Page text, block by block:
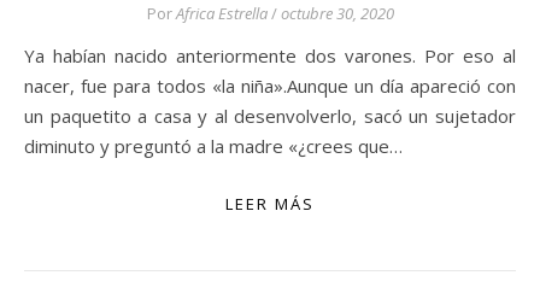
PorAfrica Estrella/octubre 30, 2020
Ya habían nacido anteriormente dos varones. Por eso al
nacer, fue para todos «la niña».Aunque un día apareció con
un paquetito a casa y al desenvolverlo, sacó un sujetador
diminuto y preguntó a la madre «¿crees que…
LEER MÁS